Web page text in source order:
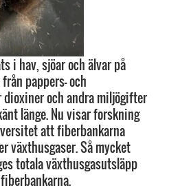
i hav, sjöar och älvar på
pappers- och
och andra miljögifter
länge. Nu visar forskning
att fiberbankarna
växthusgaser. Så mycket
totala växthusgasutsläpp